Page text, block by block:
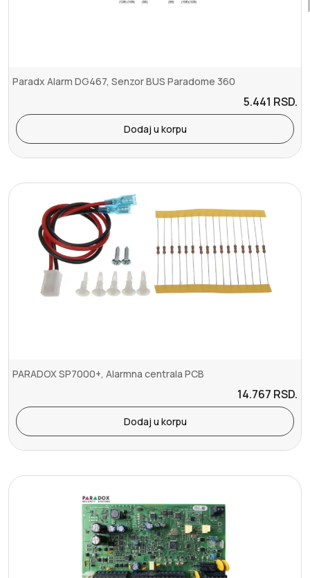
Paradx Alarm DG467, Senzor BUS Paradome 360
5.441 RSD.
Dodaj u korpu
PARADOX SP7000+, Alarmna centrala PCB
14.767 RSD.
Dodaj u korpu